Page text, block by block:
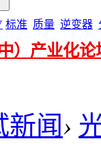
标准 质量 逆变器
）产业化论
新闻›